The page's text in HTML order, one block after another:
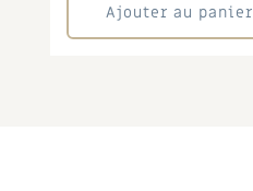
Ajouter au panier